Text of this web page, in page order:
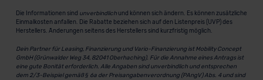
Die Informationen sind unverbindlichund können sich ändern. Es können zusätzliche
Einmalkosten anfallen. Die Rabatte beziehen sich auf den Listenpreis (UVP) des
Herstellers. Änderungen seitens des Herstellers sind kurzfristig möglich.
Dein Partner für Leasing, Finanzierung und Vario-Finanzierung ist Mobility Concept
GmbH (Grünwalder Weg 34, 82041 Oberhaching). Für die Annahme eines Antrags ist
eine gute Bonität erforderlich. Alle Angaben sind unverbindlich und entsprechen
dem 2/3-Beispiel gemäß § 6a der Preisangabenverordnung (PAngV) Abs. 4 und sind